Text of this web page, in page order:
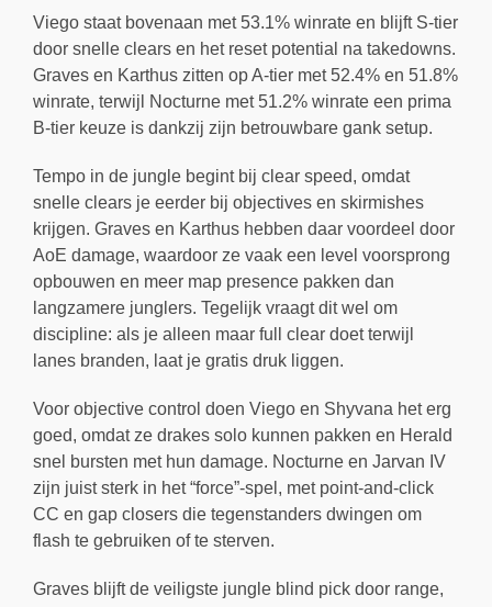
Viego staat bovenaan met 53.1% winrate en blijft S-tier
door snelle clears en het reset potential na takedowns.
Graves en Karthus zitten op A-tier met 52.4% en 51.8%
winrate, terwijl Nocturne met 51.2% winrate een prima
B-tier keuze is dankzij zijn betrouwbare gank setup.
Tempo in de jungle begint bij clear speed, omdat
snelle clears je eerder bij objectives en skirmishes
krijgen. Graves en Karthus hebben daar voordeel door
AoE damage, waardoor ze vaak een level voorsprong
opbouwen en meer map presence pakken dan
langzamere junglers. Tegelijk vraagt dit wel om
discipline: als je alleen maar full clear doet terwijl
lanes branden, laat je gratis druk liggen.
Voor objective control doen Viego en Shyvana het erg
goed, omdat ze drakes solo kunnen pakken en Herald
snel bursten met hun damage. Nocturne en Jarvan IV
zijn juist sterk in het “force”-spel, met point-and-click
CC en gap closers die tegenstanders dwingen om
flash te gebruiken of te sterven.
Graves blijft de veiligste jungle blind pick door range,